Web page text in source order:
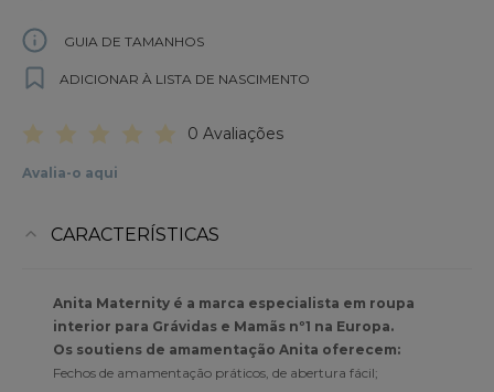
GUIA DE TAMANHOS
ADICIONAR À LISTA DE NASCIMENTO
0 Avaliações
Avalia-o aqui
CARACTERÍSTICAS
Anita Maternity é a marca especialista em roupa
interior para Grávidas e Mamãs nº1 na Europa.
Os soutiens de amamentação Anita oferecem:
Fechos de amamentação práticos, de abertura fácil;